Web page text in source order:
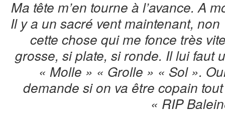
Ma tête m’en tourne à l’avance. A
Il y a un sacré vent maintenant, non
cette chose qui me fonce très
grosse, si plate, si ronde. Il lui faut
« Molle » « Grolle » « Sol ».
demande si on va être copain
« RIP